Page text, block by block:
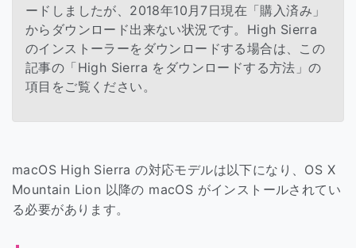
ードしましたが、2018年10月7日現在「購入済み」
からダウンロード出来ない状況です。High Sierra
のインストーラーをダウンロードする場合は、この
記事の「High Sierra をダウンロードする方法」の
項目をご覧ください。
macOS High Sierra の対応モデルは以下になり、OS X
Mountain Lion 以降の macOS がインストールされてい
る必要があります。